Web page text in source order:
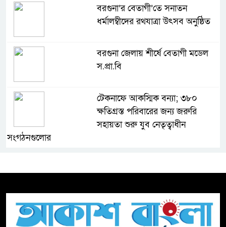
বরগুনা’র বেতাগী’তে সনাতন
ধর্মালম্বীদের রথযাত্রা উৎসব অনুষ্ঠিত
বরগুনা জেলায় শীর্ষে বেতাগী মডেল
স.প্রা.বি
টেকনাফে আকস্মিক বন্যা; ৩৮০
ক্ষতিগ্রস্ত পরিবারের জন্য জরুরি
সহায়তা শুরু যুব নেতৃত্বাধীন
সংগঠনগুলোর
টিকটকে অশালীন কনটেন্ট ও অনলাইন
হয়রানির অভিযোগে ব্রাহ্মণবাড়িয়ায়